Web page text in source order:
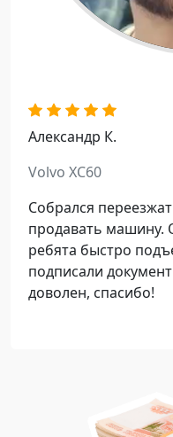
Александр К.
Volvo XC60
Собрался
продавать машину.
ребята быстро
подписали
доволен, спасибо!